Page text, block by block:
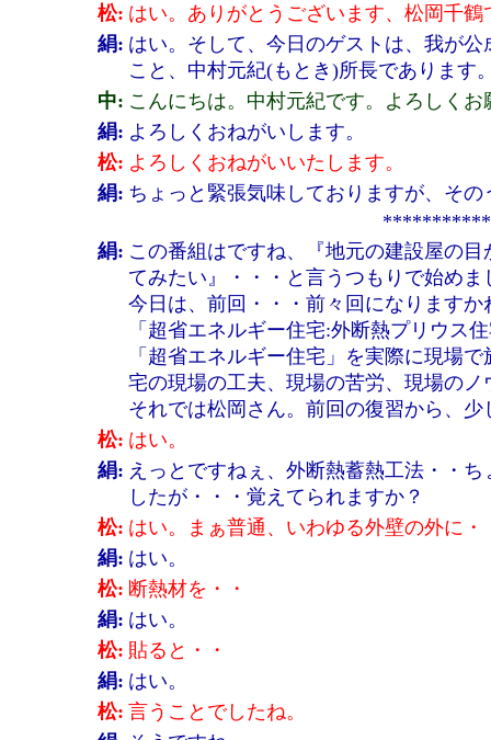
松: はい。ありがとうございます、松岡千鶴
絹: はい。そして、今日のゲストは、我が
こと、中村元紀(もとき)所長であります
中: こんにちは。中村元紀です。よろしく
絹: よろしくおねがいします。
松: よろしくおねがいいたします。
絹: ちょっと緊張気味しておりますが、そ
絹: この番組はですね、『地元の建設屋の
てみたい』・・・と言うつもりで始めま
今日は、前回・・・前々回になりますか
「超省エネルギー住宅:外断熱プリウス
「超省エネルギー住宅」を実際に現場
宅の現場の工夫、現場の苦労、現場の
それでは松岡さん。前回の復習から、
松: はい。
絹: えっとですねぇ、外断熱蓄熱工法・・
したが・・・覚えてられますか？
松: はい。まぁ普通、いわゆる外壁の外に・
絹: はい。
松: 断熱材を・・
絹: はい。
松: 貼ると・・
絹: はい。
松: 言うことでしたね。